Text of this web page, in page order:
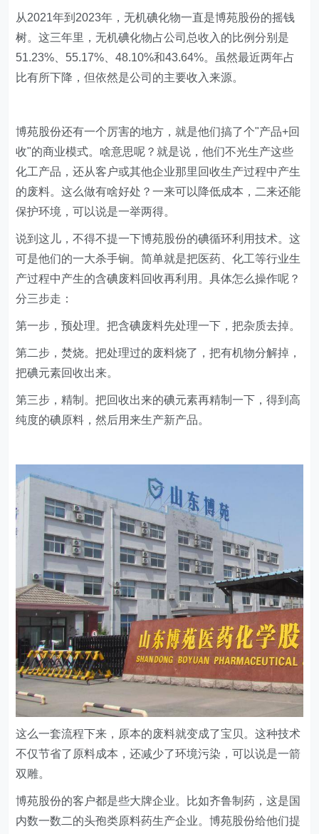
从2021年到2023年，无机碘化物一直是博苑股份的摇钱
树。这三年里，无机碘化物占公司总收入的比例分别是
51.23%、55.17%、48.10%和43.64%。虽然最近两年占
比有所下降，但依然是公司的主要收入来源。
博苑股份还有一个厉害的地方，就是他们搞了个"产品+回
收"的商业模式。啥意思呢？就是说，他们不光生产这些
化工产品，还从客户或其他企业那里回收生产过程中产生
的废料。这么做有啥好处？一来可以降低成本，二来还能
保护环境，可以说是一举两得。
说到这儿，不得不提一下博苑股份的碘循环利用技术。这
可是他们的一大杀手锏。简单就是把医药、化工等行业生
产过程中产生的含碘废料回收再利用。具体怎么操作呢？
分三步走：
第一步，预处理。把含碘废料先处理一下，把杂质去掉。
第二步，焚烧。把处理过的废料烧了，把有机物分解掉，
把碘元素回收出来。
第三步，精制。把回收出来的碘元素再精制一下，得到高
纯度的碘原料，然后用来生产新产品。
这么一套流程下来，原本的废料就变成了宝贝。这种技术
不仅节省了原料成本，还减少了环境污染，可以说是一箭
双雕。
博苑股份的客户都是些大牌企业。比如齐鲁制药，这是国
内数一数二的头孢类原料药生产企业。博苑股份给他们提